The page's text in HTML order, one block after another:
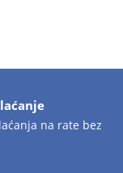
na rate bez